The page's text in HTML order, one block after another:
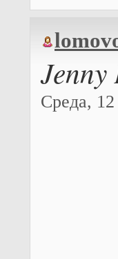
Jenny
Среда,